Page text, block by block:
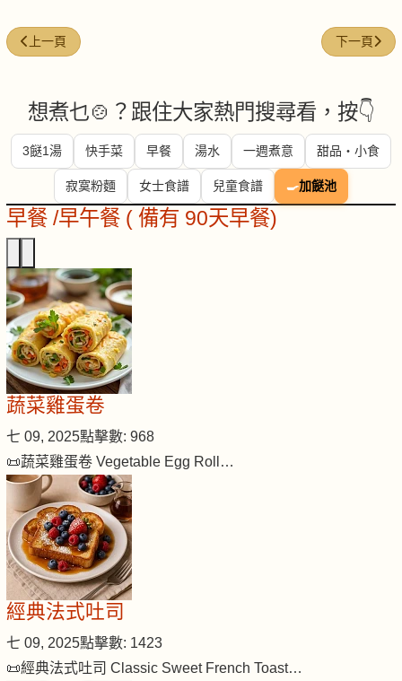
上一篇文章: 高血脂病友 吃佛跳牆要注意油炸陷阱！
上一頁 下一篇文
下一頁
想煮乜🍲？跟住大家熱門搜尋看，按👇
3餸1湯 快手菜 早餐 湯水 一週煮意 甜品・小食
寂寞粉麵 女士食譜 兒童食譜 🍳加餸池
早餐 /早午餐 ( 備有 90天早餐)
蔬菜雞蛋卷
七 09, 2025點擊數: 968
📜蔬菜雞蛋卷 Vegetable Egg Roll…
經典法式吐司
七 09, 2025點擊數: 1423
📜經典法式吐司 Classic Sweet French Toast…